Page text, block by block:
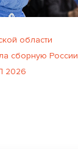
области
сборную России
2026